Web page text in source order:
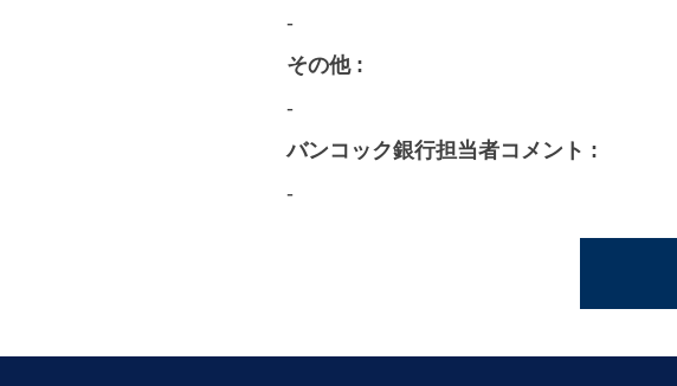
-
その他 :
-
バンコック銀行担当者コメント :
-